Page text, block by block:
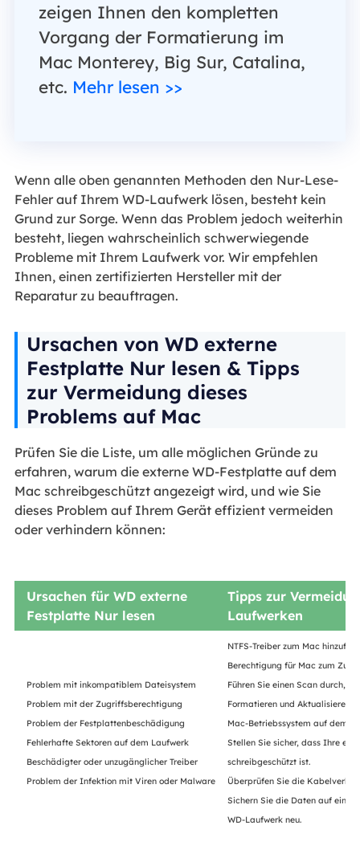
zeigen Ihnen den kompletten
Vorgang der Formatierung im
Mac Monterey, Big Sur, Catalina,
etc. Mehr lesen >>
Wenn alle oben genannten Methoden den Nur-Lese-
Fehler auf Ihrem WD-Laufwerk lösen, besteht kein
Grund zur Sorge. Wenn das Problem jedoch weiterhin
besteht, liegen wahrscheinlich schwerwiegende
Probleme mit Ihrem Laufwerk vor. Wir empfehlen
Ihnen, einen zertifizierten Hersteller mit der
Reparatur zu beauftragen.
Ursachen von WD externe
Festplatte Nur lesen & Tipps
zur Vermeidung dieses
Problems auf Mac
Prüfen Sie die Liste, um alle möglichen Gründe zu
erfahren, warum die externe WD-Festplatte auf dem
Mac schreibgeschützt angezeigt wird, und wie Sie
dieses Problem auf Ihrem Gerät effizient vermeiden
oder verhindern können:
Ursachen für WD externe
Festplatte Nur lesen
Tipps zur
Laufwerken
Problem mit inkompatiblem Dateisystem
Problem mit der Zugriffsberechtigung
Problem der Festplattenbeschädigung
Fehlerhafte Sektoren auf dem Laufwerk
Beschädigter oder unzugänglicher Treiber
Problem der Infektion mit Viren oder Malware
NTFS-Treiber zum Mac
Berechtigung für Mac zum
Führen Sie einen Scan durch,
Formatieren und Aktualisieren
Mac-Betriebssystem auf dem
Stellen Sie sicher, dass Ihre
schreibgeschützt ist.
Überprüfen Sie die
Sichern Sie die Daten auf
WD-Laufwerk neu.